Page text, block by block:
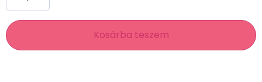
Kosárba teszem